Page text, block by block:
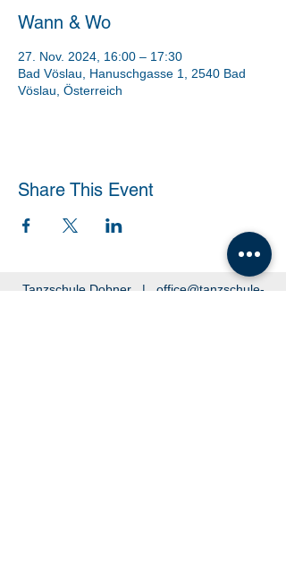
Wann & Wo
27. Nov. 2024, 16:00 – 17:30
Bad Vöslau, Hanuschgasse 1, 2540 Bad
Vöslau, Österreich
Share This Event
Tanzschule Dobner | office@tanzschule-